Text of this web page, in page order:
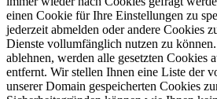
einen Cookie für Ihre Einstellungen zu
jederzeit abmelden oder andere Cookies
Dienste vollumfänglich nutzen zu
ablehnen, werden alle gesetzten Cookies
entfernt. Wir stellen Ihnen eine Liste der
unserer Domain gespeicherten Cookies